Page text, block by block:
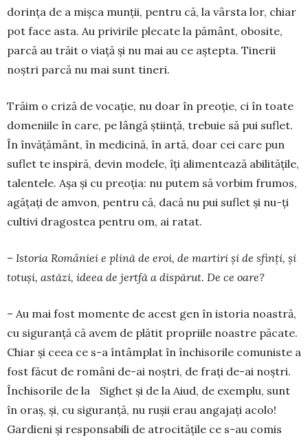
dorința de a mișca munții, pentru că, la vârsta lor, chiar
pot face asta. Au privirile plecate la pământ, obosite,
parcă au trăit o viață și nu mai au ce aștepta. Tinerii
noștri parcă nu mai sunt tineri.
Trăim o criză de vocație, nu doar în preoție, ci în toate
domeniile în care, pe lângă știință, trebuie să pui suflet.
În învățământ, în medicină, în artă, doar cei care pun
suflet te inspiră, devin modele, îți alimentează abilitățile,
talentele. Așa și cu preoția: nu putem să vorbim frumos,
agățați de amvon, pentru că, dacă nu pui suflet și nu-ți
cultivi dragostea pentru om, ai ratat.
– Istoria României e plină de eroi, de martiri și de sfinți, și
totuși, astăzi, ideea de jertfă a dispărut. De ce oare?
– Au mai fost momente de acest gen în istoria noastră,
cu siguranță că avem de plătit propriile noastre păcate.
Chiar și ceea ce s-a întâmplat în închisorile comuniste a
fost făcut de români de-ai noștri, de frați de-ai noștri.
Închisorile de la Sighet și de la Aiud, de exemplu, sunt
în oraș, și, cu siguranță, nu rușii erau angajați acolo!
Gardieni și responsabili de atrocitățile ce s-au comis